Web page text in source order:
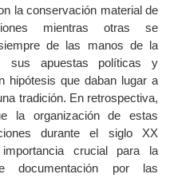
la conservación material de
mientras otras se
de las manos de la
sus apuestas políticas y
hipótesis que daban lugar a
tradición. En retrospectiva,
la organización de estas
durante el siglo XX
crucial para la
documentación por las